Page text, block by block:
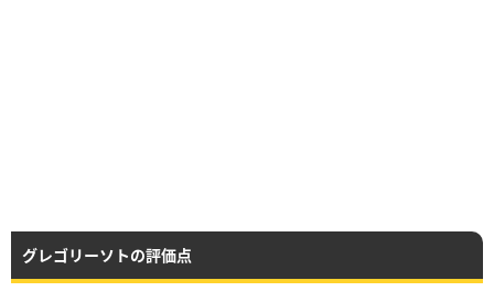
グレゴリーソトの評価点